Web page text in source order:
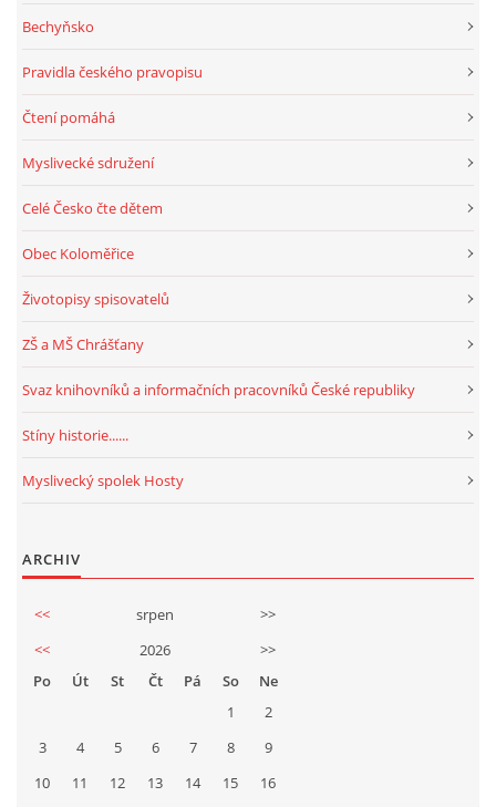
Bechyňsko
Pravidla českého pravopisu
Čtení pomáhá
Myslivecké sdružení
Celé Česko čte dětem
Obec Koloměřice
Životopisy spisovatelů
ZŠ a MŠ Chrášťany
Svaz knihovníků a informačních pracovníků České republiky
Stíny historie......
Myslivecký spolek Hosty
ARCHIV
<< srpen
>>
<<
2026
>>
Po
Út St Čt Pá So
Ne
1
2
3
4 5 6 7 8
9
10
11 12 13 14 15
16